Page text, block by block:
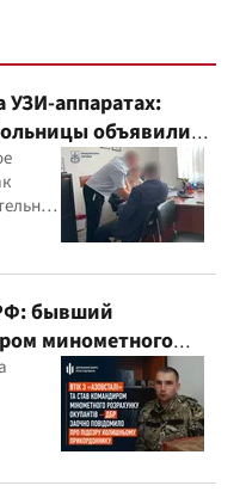
УЗИ-аппаратах:
объявили
бывший
минометного